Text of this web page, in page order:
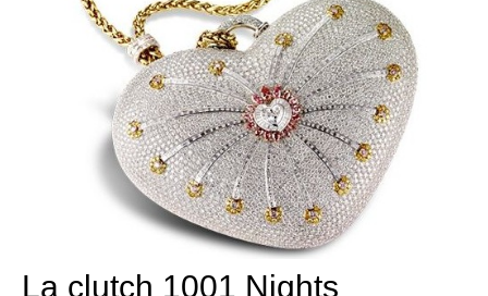
La clutch 1001 Nights